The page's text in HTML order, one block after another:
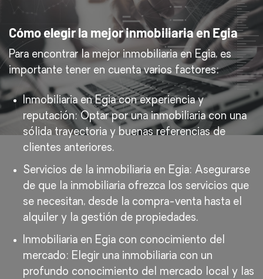
Cómo elegir la mejor inmobiliaria en Egia
Para encontrar la mejor inmobiliaria en Egia, es
importante tener en cuenta varios factores:
Inmobiliaria en Egia con experiencia y
reputación: Optar por una inmobiliaria con una
sólida trayectoria y buenas referencias de
clientes anteriores.
Servicios de la inmobiliaria en Egia: Asegurarse
de que la inmobiliaria ofrezca los servicios que
se necesitan, desde la compra-venta hasta el
alquiler y la gestión de propiedades.
Inmobiliaria en Egia con conocimiento del
mercado: Elegir una inmobiliaria con un
profundo conocimiento del mercado local y las